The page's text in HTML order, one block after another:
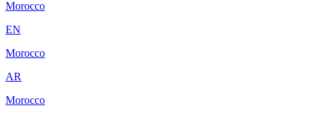
Morocco
EN
Morocco
AR
Morocco